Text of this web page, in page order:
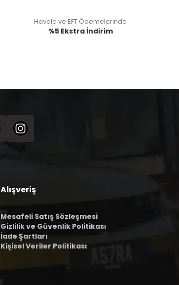
Havale ve EFT Ödemelerinde
%5 Ekstra İndirim
Alışveriş
Mesafeli Satış Sözleşmesi
Gizlilik ve Güvenlik Politikası
İade Şartları
Kişisel Veriler Politikası